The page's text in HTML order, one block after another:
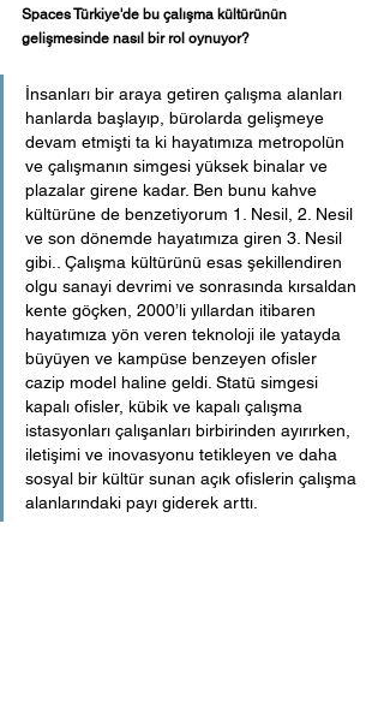
Spaces Türkiye'de bu çalışma kültürünün
gelişmesinde nasıl bir rol oynuyor?
İnsanları bir araya getiren çalışma alanları
hanlarda başlayıp, bürolarda gelişmeye
devam etmişti ta ki hayatımıza metropolün
ve çalışmanın simgesi yüksek binalar ve
plazalar girene kadar. Ben bunu kahve
kültürüne de benzetiyorum 1. Nesil, 2. Nesil
ve son dönemde hayatımıza giren 3. Nesil
gibi.. Çalışma kültürünü esas şekillendiren
olgu sanayi devrimi ve sonrasında kırsaldan
kente göçken, 2000’li yıllardan itibaren
hayatımıza yön veren teknoloji ile yatayda
büyüyen ve kampüse benzeyen ofisler
cazip model haline geldi. Statü simgesi
kapalı ofisler, kübik ve kapalı çalışma
istasyonları çalışanları birbirinden ayırırken,
iletişimi ve inovasyonu tetikleyen ve daha
sosyal bir kültür sunan açık ofislerin çalışma
alanlarındaki payı giderek arttı.